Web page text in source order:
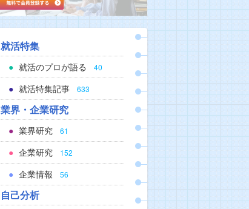
就活特集
就活のプロが語る 40
就活特集記事 633
業界・企業研究
業界研究 61
企業研究 152
企業情報 56
自己分析